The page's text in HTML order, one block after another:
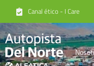
Canal ético - I Care